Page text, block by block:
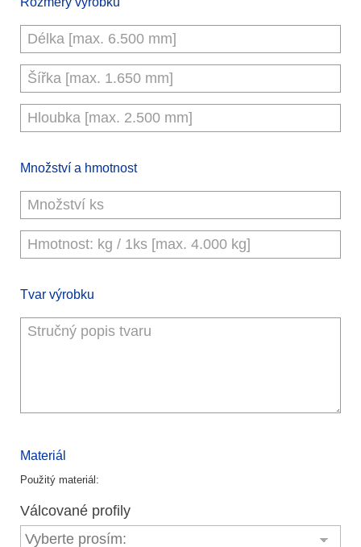
Množství a hmotnost
Tvar výrobku
Materiál
Použitý materiál:
Válcované profily